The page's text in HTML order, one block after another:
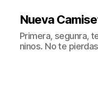
Nueva
Primera, segunra,
ninos. No te